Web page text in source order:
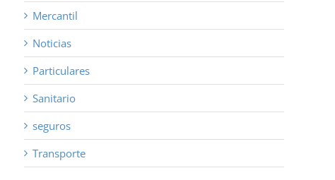
Mercantil
Noticias
Particulares
Sanitario
seguros
Transporte